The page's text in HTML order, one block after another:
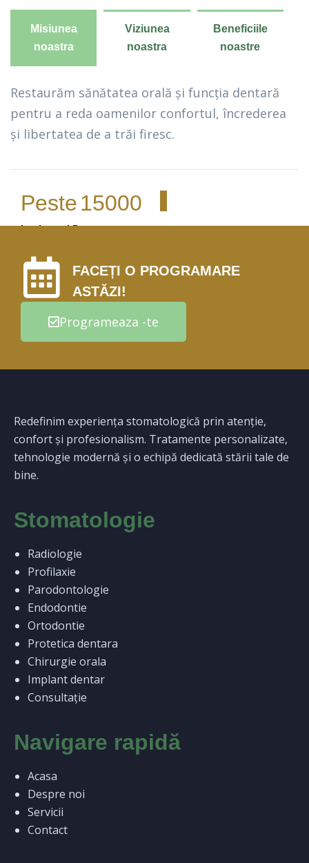
Misiunea
noastra
Viziunea
noastra
Beneficiile
noastre
Restaurăm sănătatea orală și funcția dentară
pentru a reda oamenilor confortul, încrederea
și libertatea de a trăi firesc.
Peste15000
Implanturi Dentare
FACEȚI O PROGRAMARE
ASTĂZI!
Programeaza -te
Redefinim experiența stomatologică prin atenție,
confort și profesionalism. Tratamente personalizate,
tehnologie modernă și o echipă dedicată stării tale de
bine.
Stomatologie
Radiologie
Profilaxie
Parodontologie
Endodontie
Ortodontie
Protetica dentara
Chirurgie orala
Implant dentar
Consultație
Navigare rapidă
Acasa
Despre noi
Servicii
Contact